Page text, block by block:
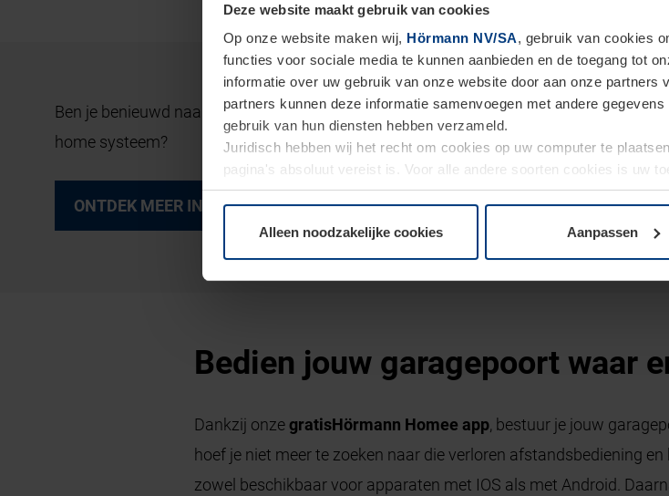
Deze website maakt gebruik van cookies
Op onze website maken wij, Hörmann NV/SA, gebruik van cookies
functies voor sociale media te kunnen aanbieden en de toegang tot
informatie over uw gebruik van onze website door aan onze
partners kunnen deze informatie samenvoegen met andere
gebruik van hun diensten hebben verzameld.
Juridisch hebben wij het recht om cookies op uw computer te
pagina's absoluut vereist is. Voor alle andere soorten cookies is uw
moment bij de uitleg van de cookies op paginaPrivacyverklaringop
Alleen noodzakelijke cookies Aanpassen
Ben je benieuwd naar de andere mogelijkheden en voordelen van het smart
home systeem?
ONTDEK MEER INFO
Bedien jouw garagepoort waar
Dankzij onzegratisHörmann Homee app, bestuur je jouw
hoef je niet meer te zoeken naar die verloren afstandsbediening
zowel beschikbaar voor apparaten met IOS als met Android.